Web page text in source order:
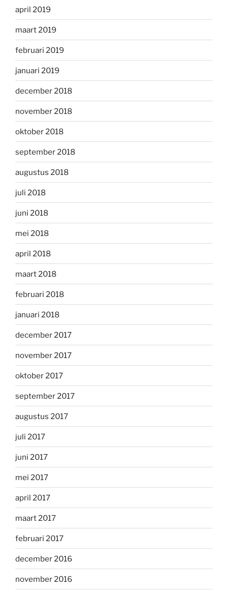
april 2019
maart 2019
februari 2019
januari 2019
december 2018
november 2018
oktober 2018
september 2018
augustus 2018
juli 2018
juni 2018
mei 2018
april 2018
maart 2018
februari 2018
januari 2018
december 2017
november 2017
oktober 2017
september 2017
augustus 2017
juli 2017
juni 2017
mei 2017
april 2017
maart 2017
februari 2017
december 2016
november 2016